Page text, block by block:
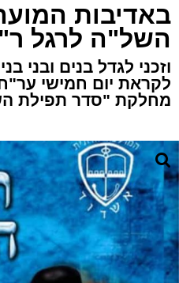
באדיבות
השל"ה לרגל
וזכני לגדל בנים ובני
לקראת יום חמישי
מחלקת "סדר תפילת